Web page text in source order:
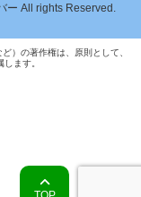
ー All rights Reserved.
）の著作権は、原則として、
ます。